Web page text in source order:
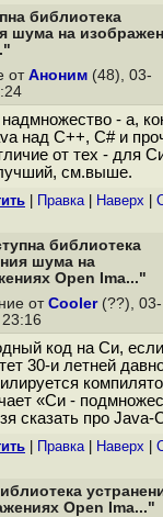
библиотека
шума на
от Аноним (48), 03-
- а,
над C++, C# и
от тех - для
см.выше.
Правка| Наверх
библиотека
шума на
Open Ima..."
от Cooler(??), 03-
код на Си,
30-и летней
«Си -
сказать про
Правка| Наверх
Open Ima..."